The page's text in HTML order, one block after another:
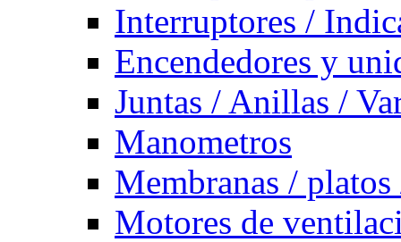
Interruptores /
Encendedores y
Juntas / Anillas /
Manometros
Membranas /
Motores de